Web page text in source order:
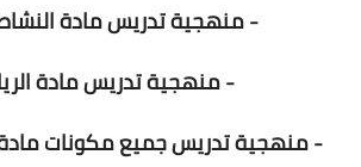
- منهجية تدريس مادة
- منهجية تدريس مادة
- منهجية تدريس جميع مكونات مادة